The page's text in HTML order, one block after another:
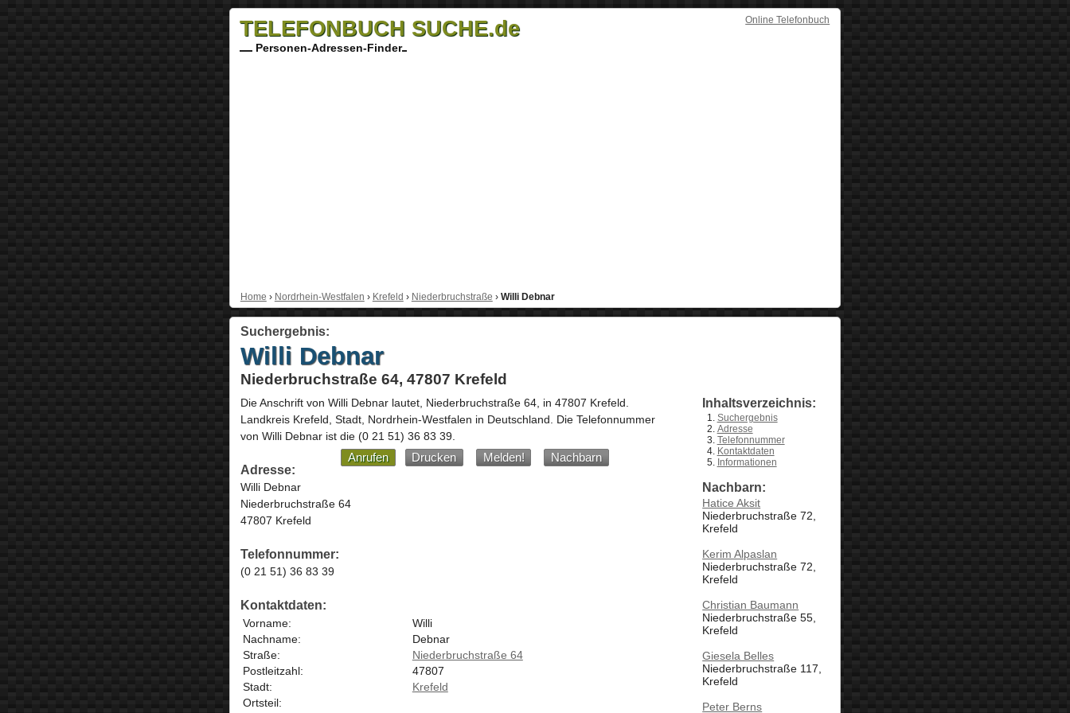
Online Telefonbuch
TELEFONBUCH SUCHE.de
Personen-Adressen-Finder
Home › Nordrhein-Westfalen › Krefeld › Niederbruchstraße › Willi Debnar
Suchergebnis:
Willi Debnar
Niederbruchstraße 64, 47807 Krefeld
Die Anschrift von Willi Debnarlautet, Niederbruchstraße 64, in 47807 Krefeld
Landkreis Krefeld, Stadt, Nordrhein-Westfalen in Deutschland
Die Telefonnummer
von Willi Debnar ist die (0 21 51) 36 83 39.
Anrufen Drucken Melden!
Nachbarn
Adresse:
Willi Debnar
Niederbruchstraße 64
47807 Krefeld
Telefonnummer:
(0 21 51) 36 83 39
Kontaktdaten:
Vorname:
Willi
Nachname:
Debnar
Straße:
Niederbruchstraße 64
Postleitzahl:
47807
Stadt:
Krefeld
Ortsteil:
Inhaltsverzeichnis:
Suchergebnis
Adresse
Telefonnummer
Kontaktdaten
Informationen
Nachbarn:
Hatice Aksit
Niederbruchstraße 72,
Krefeld
Kerim Alpaslan
Niederbruchstraße 72,
Krefeld
Christian Baumann
Niederbruchstraße 55,
Krefeld
Giesela Belles
Niederbruchstraße 117,
Krefeld
Peter Berns